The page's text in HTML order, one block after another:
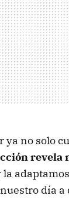
ya no solo
revela
la
día